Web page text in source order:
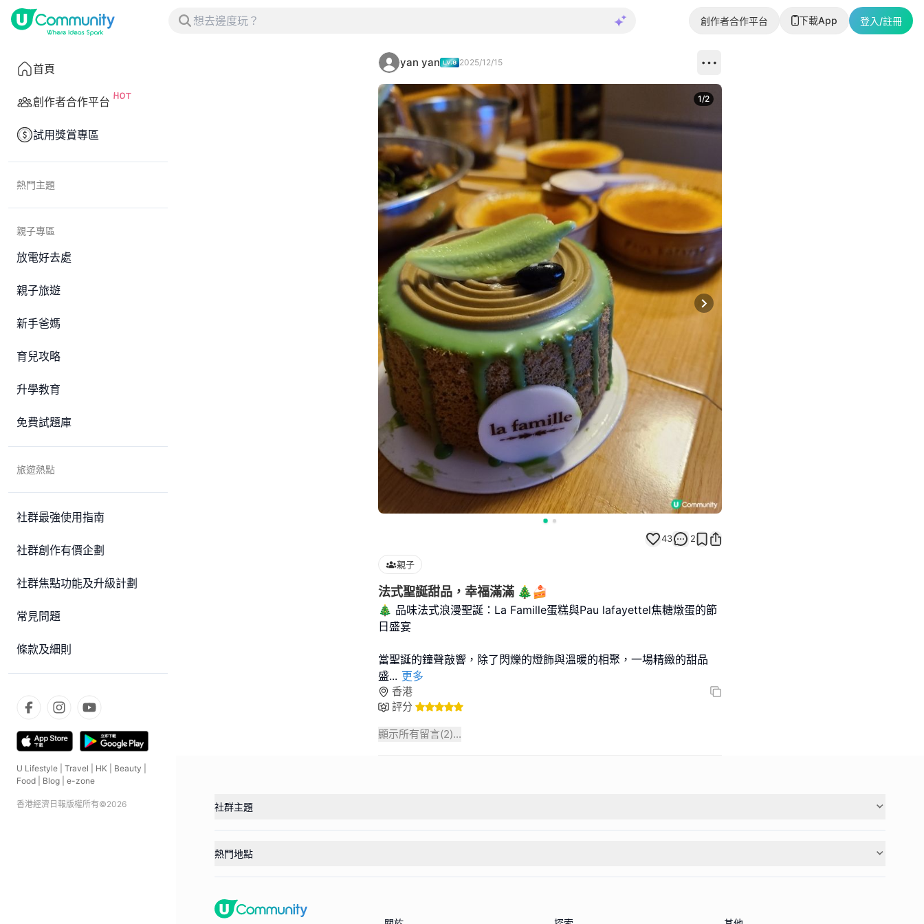
創作者合作平台 下載App 登入/註冊
首頁
創作者合作平台
試用獎賞專區
熱門主題
親子專區
放電好去處
親子旅遊
新手爸媽
育兒攻略
升學教育
免費試題庫
旅遊熱點
社群最強使用指南
社群創作有價企劃
社群焦點功能及升級計劃
常見問題
條款及細則
U Lifestyle Travel HK Beauty
Food
Blog e-zone
香港經濟日報版權所有©2026
yan yan 2025/12/15
Next slide
1/2
43 2
親子
法式聖誕甜品，幸福滿滿 🎄🍰
🎄 品味法式浪漫聖誕：La Famille蛋糕與Pau lafayettel焦糖燉蛋的節
日盛宴
當聖誕的鐘聲敲響，除了閃爍的燈飾與溫暖的相聚，一場精緻的甜品
盛... 更多
香港
評分
顯示所有留言(2)...
社群主題
熱門地點